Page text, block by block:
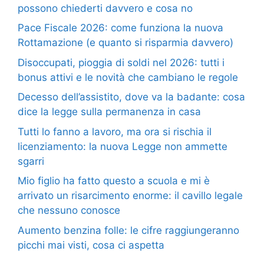
possono chiederti davvero e cosa no
Pace Fiscale 2026: come funziona la nuova
Rottamazione (e quanto si risparmia davvero)
Disoccupati, pioggia di soldi nel 2026: tutti i
bonus attivi e le novità che cambiano le regole
Decesso dell’assistito, dove va la badante: cosa
dice la legge sulla permanenza in casa
Tutti lo fanno a lavoro, ma ora si rischia il
licenziamento: la nuova Legge non ammette
sgarri
Mio figlio ha fatto questo a scuola e mi è
arrivato un risarcimento enorme: il cavillo legale
che nessuno conosce
Aumento benzina folle: le cifre raggiungeranno
picchi mai visti, cosa ci aspetta